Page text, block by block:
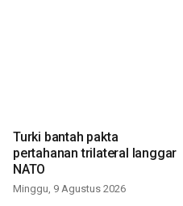
Turki bantah pakta
pertahanan trilateral langgar
NATO
Minggu, 9 Agustus 2026